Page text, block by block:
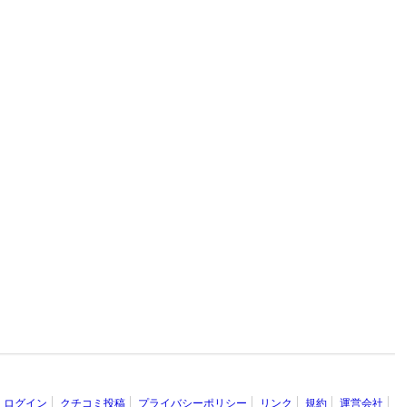
ログイン クチコミ投稿 プライバシーポリシー リンク 規約 運営会社